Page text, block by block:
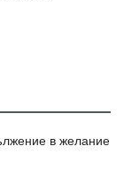
в желание